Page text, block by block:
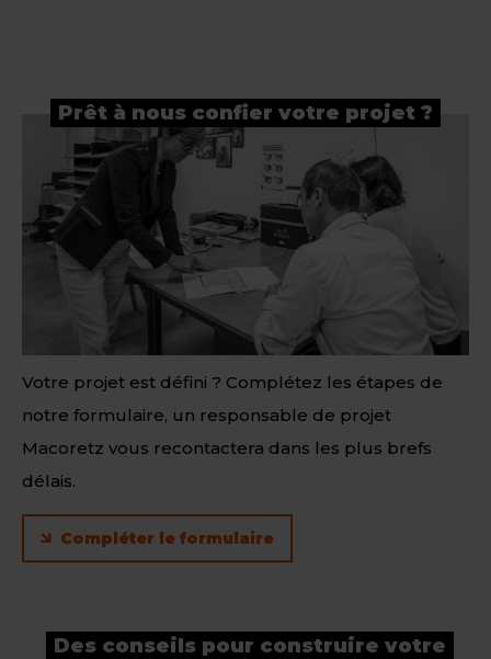
Prêt à nous confier votre projet ?
Votre projet est défini ? Complétez les étapes de
notre formulaire, un responsable de projet
Macoretz vous recontactera dans les plus brefs
délais.
Compléter le formulaire
Des conseils pour construire votre